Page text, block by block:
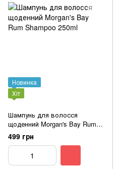
Новинка
Хіт
Шампунь для волосся
щоденний Morgan's Bay Rum
Shampoo 250ml
499 грн